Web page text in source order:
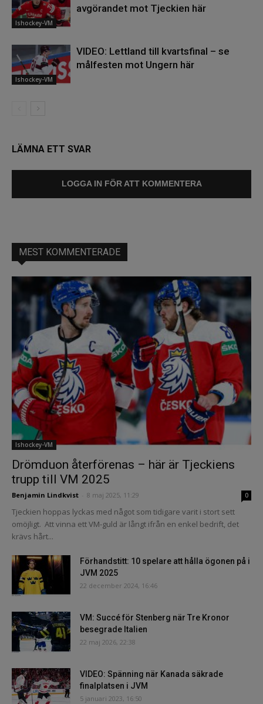
Ishockey-VM
avgörandet mot Tjeckien här
Ishockey-VM
VIDEO: Lettland till kvartsfinal – se
målfesten mot Ungern här
LÄMNA ETT SVAR
LOGGA IN FÖR ATT KOMMENTERA
MEST KOMMENTERADE
Ishockey-VM
Drömduon återförenas – här är Tjeckiens
trupp till VM 2025
Benjamin Lindkvist 8 maj 2025, 11:29 0
Tjeckien hoppas lyckas med något som tidigare varit i stort sett
omöjligt. Att vinna ett VM-guld är långt ifrån en enkel bedrift, det
krävs hårt...
Förhandstitt: 10 spelare att hålla ögonen på i
JVM 2025
22 december 2024, 16:46
VM: Succé för Stenberg när Tre Kronor
besegrade Italien
22 maj 2026, 22:38
VIDEO: Spänning när Kanada säkrade
finalplatsen i JVM
5 januari 2023, 16:50